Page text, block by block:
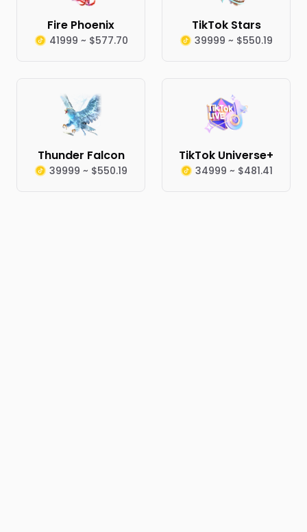
Fire Phoenix
41999 ~ $577.70
TikTok Stars
39999 ~ $550.19
Thunder Falcon
39999 ~ $550.19
TikTok Universe+
34999 ~ $481.41